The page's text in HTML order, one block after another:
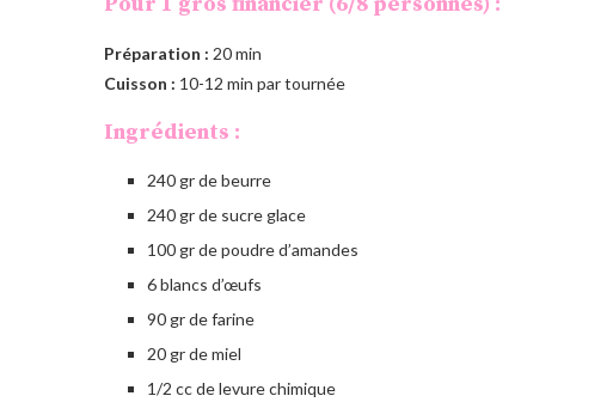
Préparation : 20 min
Cuisson : 10-12 min par tournée
Ingrédients :
240 gr de beurre
240 gr de sucre glace
100 gr de poudre d’amandes
6 blancs d’œufs
90 gr de farine
20 gr de miel
1/2 cc de levure chimique